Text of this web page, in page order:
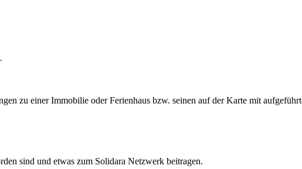
zu einer Immobilie oder Ferienhaus bzw. seinen auf der Karte mit
sind und etwas zum Solidara Netzwerk beitragen.